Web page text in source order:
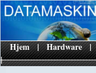
|
Hjem | Hardware |